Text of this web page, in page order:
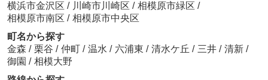
横浜市金沢区 / 川崎市川崎区 / 相模原市緑区 /
相模原市南区 / 相模原市中央区
町名から探す
金森 / 栗谷 / 仲町 / 温水 / 六浦東 / 清水ケ丘 / 三井 / 清新 /
御園 / 相模大野